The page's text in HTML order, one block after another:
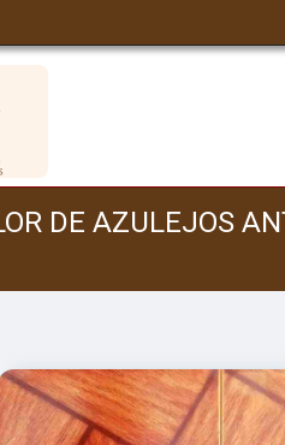
DE AZULEJOS